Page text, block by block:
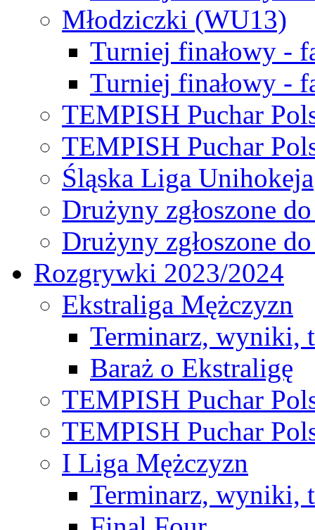
Młodziczki (WU13)
Turniej finałowy -
Turniej finałowy -
TEMPISH Puchar
TEMPISH Puchar
Śląska Liga Unihokeja
Drużyny zgłoszone
Drużyny zgłoszone
Rozgrywki 2023/2024
Ekstraliga Mężczyzn
Terminarz, wyniki,
Baraż o Ekstraligę
TEMPISH Puchar
TEMPISH Puchar
I Liga Mężczyzn
Terminarz, wyniki,